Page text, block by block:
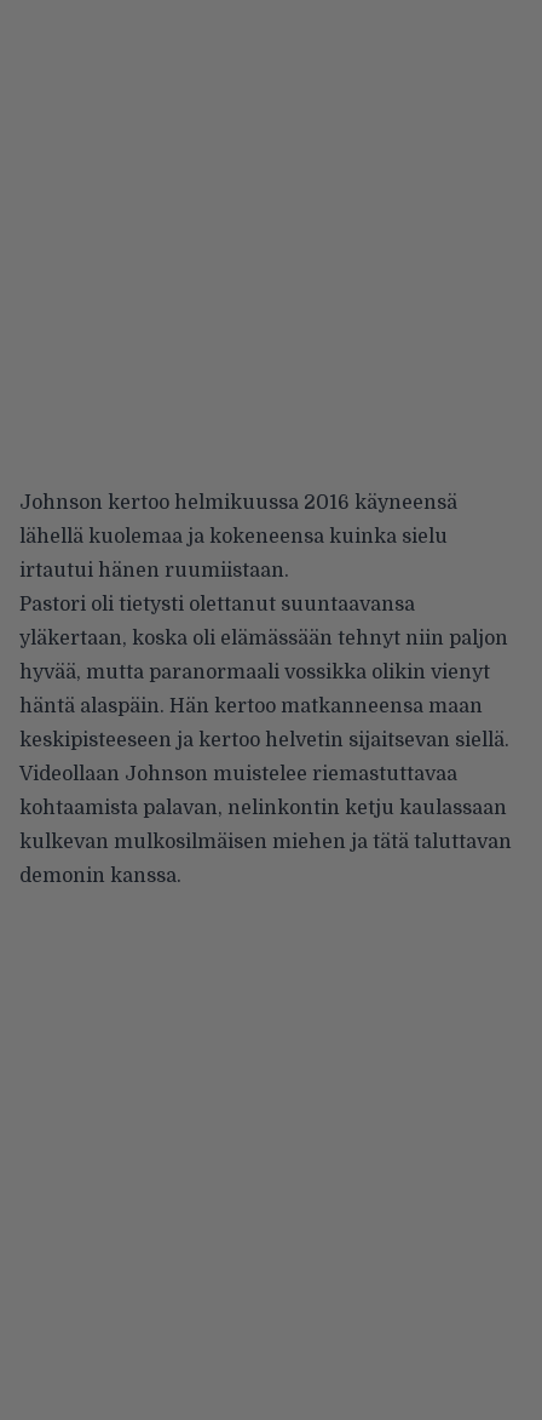
Johnson kertoo helmikuussa 2016 käyneensä
lähellä kuolemaa ja kokeneensa kuinka sielu
irtautui hänen ruumiistaan.
Pastori oli tietysti olettanut suuntaavansa
yläkertaan, koska oli elämässään tehnyt niin paljon
hyvää, mutta paranormaali vossikka olikin vienyt
häntä alaspäin. Hän kertoo matkanneensa maan
keskipisteeseen ja kertoo helvetin sijaitsevan siellä.
Videollaan Johnson muistelee riemastuttavaa
kohtaamista palavan, nelinkontin ketju kaulassaan
kulkevan mulkosilmäisen miehen ja tätä taluttavan
demonin kanssa.